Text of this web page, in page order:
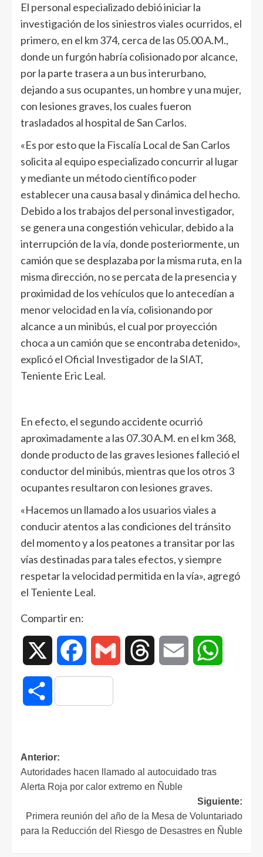
El personal especializado debió iniciar la
investigación de los siniestros viales ocurridos, el
primero, en el km 374, cerca de las 05.00 A.M.,
donde un furgón habría colisionado por alcance,
por la parte trasera a un bus interurbano,
dejando a sus ocupantes, un hombre y una mujer,
con lesiones graves, los cuales fueron
trasladados al hospital de San Carlos.
«Es por esto que la Fiscalía Local de San Carlos
solicita al equipo especializado concurrir al lugar
y mediante un método científico poder
establecer una causa basal y dinámica del hecho.
Debido a los trabajos del personal investigador,
se genera una congestión vehicular, debido a la
interrupción de la vía, donde posteriormente, un
camión que se desplazaba por la misma ruta, en la
misma dirección, no se percata de la presencia y
proximidad de los vehículos que lo antecedían a
menor velocidad en la vía, colisionando por
alcance a un minibús, el cual por proyección
choca a un camión que se encontraba detenido»,
explicó el Oficial Investigador de la SIAT,
Teniente Eric Leal.
En efecto, el segundo accidente ocurrió
aproximadamente a las 07.30 A.M. en el km 368,
donde producto de las graves lesiones falleció el
conductor del minibús, mientras que los otros 3
ocupantes resultaron con lesiones graves.
«Hacemos un llamado a los usuarios viales a
conducir atentos a las condiciones del tránsito
del momento y a los peatones a transitar por las
vías destinadas para tales efectos, y siempre
respetar la velocidad permitida en la vía», agregó
el Teniente Leal.
Compartir en:
Facebook Gmail Threads Email
Compartir
Anterior:
Autoridades hacen llamado al autocuidado tras
Alerta Roja por calor extremo en Ñuble
Siguiente:
Primera reunión del año de la Mesa de Voluntariado
para la Reducción del Riesgo de Desastres en Ñuble